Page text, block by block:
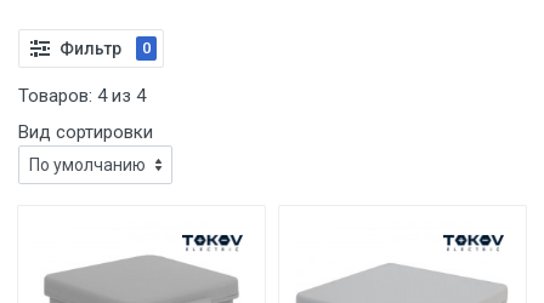
Фильтр 0
Товаров: 4из 4
Вид сортировки